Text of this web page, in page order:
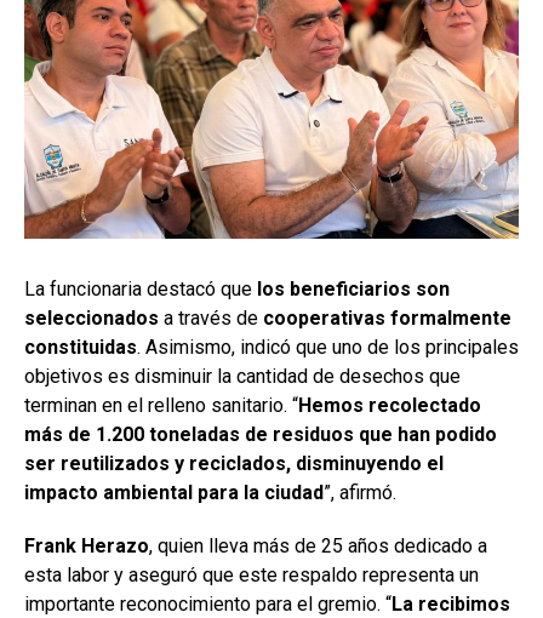
La funcionaria destacó que los beneficiarios son
seleccionados a través de cooperativas formalmente
constituidas. Asimismo, indicó que uno de los principales
objetivos es disminuir la cantidad de desechos que
terminan en el relleno sanitario. “Hemos recolectado
más de 1.200 toneladas de residuos que han podido
ser reutilizados y reciclados, disminuyendo el
impacto ambiental para la ciudad”, afirmó.
Frank Herazo, quien lleva más de 25 años dedicado a
esta labor y aseguró que este respaldo representa un
importante reconocimiento para el gremio. “La recibimos